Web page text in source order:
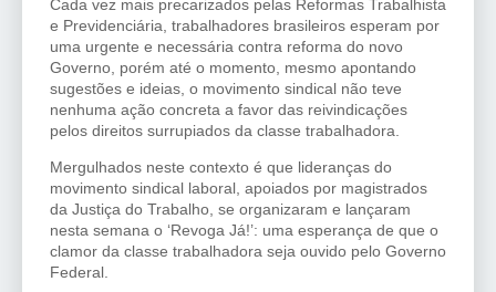
Cada vez mais precarizados pelas Reformas Trabalhista
e Previdenciária, trabalhadores brasileiros esperam por
uma urgente e necessária contra reforma do novo
Governo, porém até o momento, mesmo apontando
sugestões e ideias, o movimento sindical não teve
nenhuma ação concreta a favor das reivindicações
pelos direitos surrupiados da classe trabalhadora.
Mergulhados neste contexto é que lideranças do
movimento sindical laboral, apoiados por magistrados
da Justiça do Trabalho, se organizaram e lançaram
nesta semana o ‘Revoga Já!’: uma esperança de que o
clamor da classe trabalhadora seja ouvido pelo Governo
Federal.